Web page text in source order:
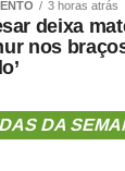
3 horas atrás
deixa
nos
DA